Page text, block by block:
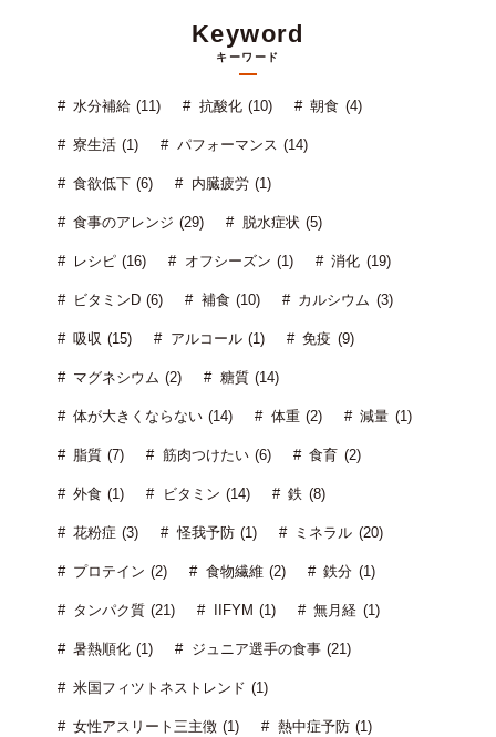
Keyword
キーワード
水分補給 (11) 抗酸化 (10) 朝食 (4)
寮生活 (1) パフォーマンス (14)
食欲低下 (6) 内臓疲労 (1)
食事のアレンジ (29) 脱水症状 (5)
レシピ (16) オフシーズン (1) 消化 (19)
ビタミンD (6) 補食 (10) カルシウム (3)
吸収 (15) アルコール (1) 免疫 (9)
マグネシウム (2) 糖質 (14)
体が大きくならない (14) 体重 (2) 減量 (1)
脂質 (7) 筋肉つけたい (6) 食育 (2)
外食 (1) ビタミン (14) 鉄 (8)
花粉症 (3) 怪我予防 (1) ミネラル (20)
プロテイン (2) 食物繊維 (2) 鉄分 (1)
タンパク質 (21) IIFYM (1) 無月経 (1)
暑熱順化 (1) ジュニア選手の食事 (21)
米国フィツトネストレンド (1)
女性アスリート三主徴 (1) 熱中症予防 (1)